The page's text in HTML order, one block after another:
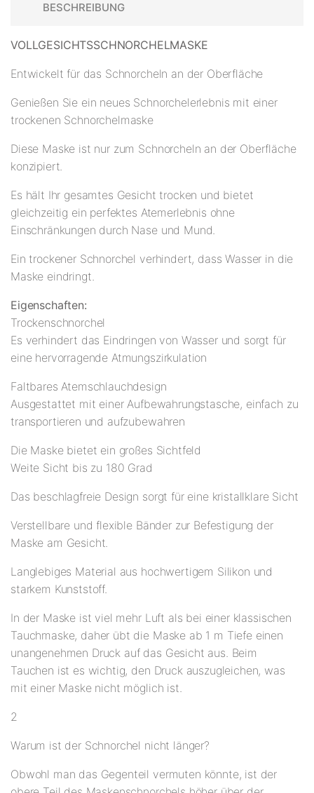
BESCHREIBUNG
VOLLGESICHTSSCHNORCHELMASKE
Entwickelt für das Schnorcheln an der Oberfläche
Genießen Sie ein neues Schnorchelerlebnis mit einer
trockenen Schnorchelmaske
Diese Maske ist nur zum Schnorcheln an der Oberfläche
konzipiert.
Es hält Ihr gesamtes Gesicht trocken und bietet
gleichzeitig ein perfektes Atemerlebnis ohne
Einschränkungen durch Nase und Mund.
Ein trockener Schnorchel verhindert, dass Wasser in die
Maske eindringt.
Eigenschaften:
Trockenschnorchel
Es verhindert das Eindringen von Wasser und sorgt für
eine hervorragende Atmungszirkulation
Faltbares Atemschlauchdesign
Ausgestattet mit einer Aufbewahrungstasche, einfach zu
transportieren und aufzubewahren
Die Maske bietet ein großes Sichtfeld
Weite Sicht bis zu 180 Grad
Das beschlagfreie Design sorgt für eine kristallklare Sicht
Verstellbare und flexible Bänder zur Befestigung der
Maske am Gesicht.
Langlebiges Material aus hochwertigem Silikon und
starkem Kunststoff.
In der Maske ist viel mehr Luft als bei einer klassischen
Tauchmaske, daher übt die Maske ab 1 m Tiefe einen
unangenehmen Druck auf das Gesicht aus. Beim
Tauchen ist es wichtig, den Druck auszugleichen, was
mit einer Maske nicht möglich ist.
2
Warum ist der Schnorchel nicht länger?
Obwohl man das Gegenteil vermuten könnte, ist der